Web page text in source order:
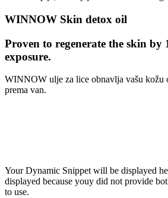
WINNOW Skin detox oil
Proven to regenerate the skin by
exposure.
WINNOW ulje za lice obnavlja vašu kožu
prema van.
Your Dynamic Snippet will be displayed
displayed because youy did not provide
to use.